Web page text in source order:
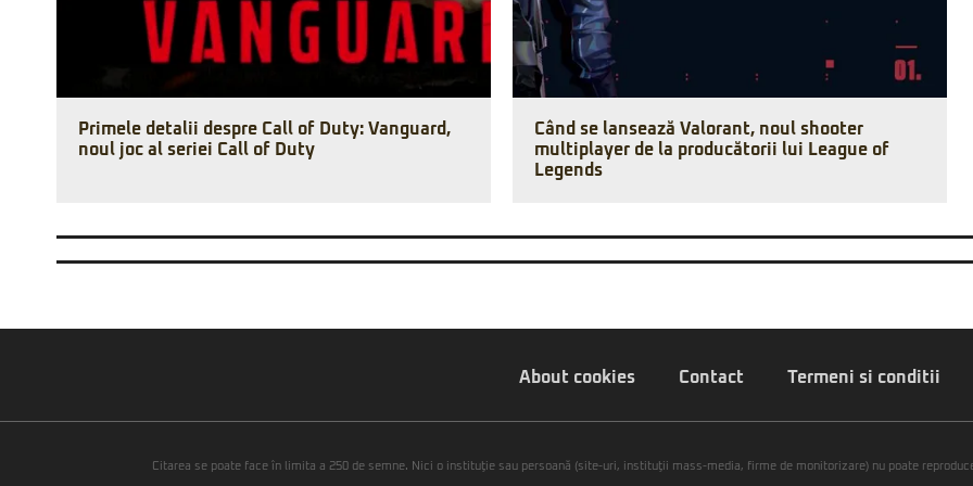
Primele detalii despre Call of Duty: Vanguard,
noul joc al seriei Call of Duty
Când se lansează Valorant, noul shooter
multiplayer de la producătorii lui League of
Legends
About cookies Contact Termeni si conditii
Citarea se poate face în limita a 250 de semne. Nici o instituţie sau persoană (site-uri, instituţii mass-media, firme de monitorizare) nu poate